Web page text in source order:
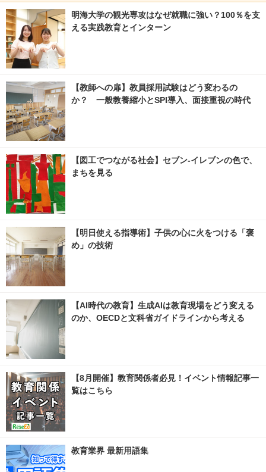
明海大学の観光専攻はなぜ就職に強い？100％を支
える実践教育とインターン
【教師への扉】教員採用試験はどう変わるの
か？ 一般教養縮小とSPI導入、面接重視の時代
【図工でつながる社会】セブン‐イレブンの色で、
まちを見る
【明日使える指導術】子供の心に火をつける「褒
め」の技術
【AI時代の教育】生成AIは教育現場をどう変える
のか、OECDと文科省ガイドラインから考える
【8月開催】教育関係者必見！イベント情報記事一
覧はこちら
教育業界 最新用語集